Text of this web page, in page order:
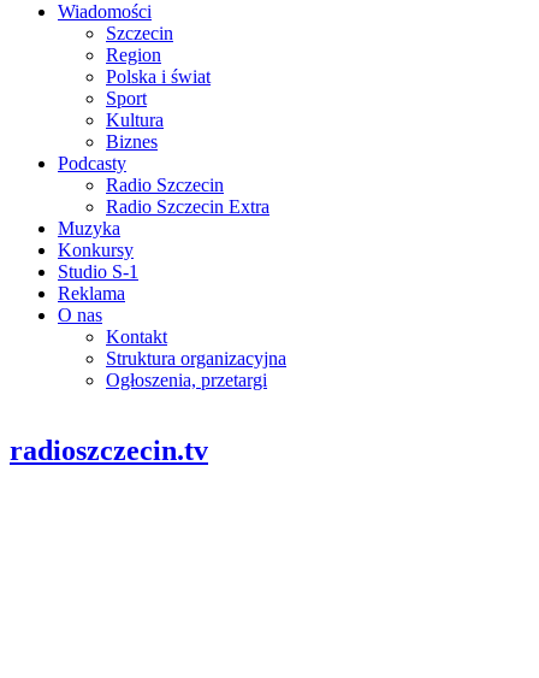
Wiadomości
Szczecin
Region
Polska i świat
Sport
Kultura
Biznes
Podcasty
Radio Szczecin
Radio Szczecin Extra
Muzyka
Konkursy
Studio S-1
Reklama
O nas
Kontakt
Struktura organizacyjna
Ogłoszenia, przetargi
radioszczecin.tv